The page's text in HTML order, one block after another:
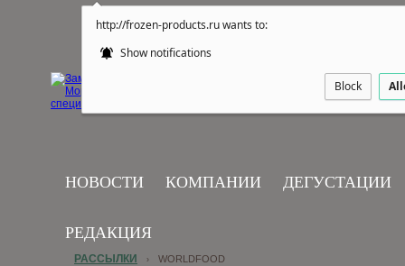
http://frozen-products.ru wants to:
Show notifications
Block
НОВОСТИ КОМПАНИИ ДЕГУСТАЦИИ
РЕДАКЦИЯ
РАССЫЛКИ › WORLDFOOD